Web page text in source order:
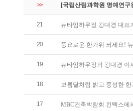
>> [국립산림과학원 명예연
21 뉴타임하우징 강대경 대표
20 풍요로운 한가위 되세요!
19 뉴타임하우징의 강대경
18 보름달처럼 밝고 풍성한
17 MBC건축박람회 킨텍스에